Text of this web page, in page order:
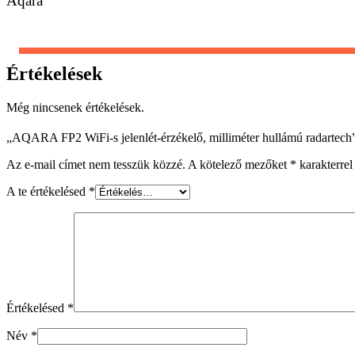
Értékelések
Még nincsenek értékelések.
„AQARA FP2 WiFi-s jelenlét-érzékelő, milliméter hullámú
Az e-mail címet nem tesszük közzé. A kötelező mezőket *
A te értékelésed *
Értékelésed *
Név *